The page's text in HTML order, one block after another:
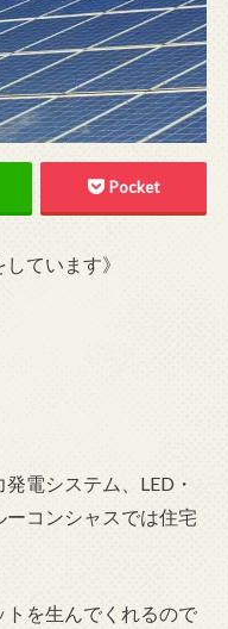
Pocket
ています》
電システム、LED・
コンシャスでは住宅
を生んでくれるので